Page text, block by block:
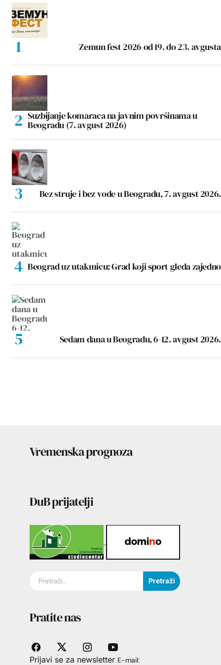
Zemun fest 2026 od 19. do 23. avgusta
Suzbijanje komaraca na javnim površinama u
Beogradu (7. avgust 2026)
Bez struje i bez vode u Beogradu, 7. avgust 2026.
Beograd uz utakmicu: Grad koji sport gleda zajedno
Sedam dana u Beogradu, 6-12. avgust 2026.
Vremenska prognoza
DuB prijatelji
Pretraži
Pratite nas
Prijavi se za newsletter E-mail: